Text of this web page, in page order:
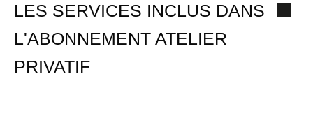
LES SERVICES INCLUS DANS
L'ABONNEMENT ATELIER
PRIVATIF
Trouvez votre session
Vous souhaitez des
renseignements sur nos
abos ?